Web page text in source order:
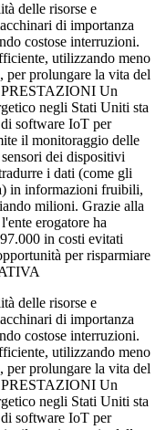
delle risorse e
di importanza
costose interruzioni.
utilizzando meno
per prolungare la vita del
PRESTAZIONI Un
negli Stati Uniti sta
software IoT per
il monitoraggio delle
dei dispositivi
i dati (come gli
in informazioni fruibili,
milioni. Grazie alla
erogatore ha
in costi evitati
per risparmiare
delle risorse e
di importanza
costose interruzioni.
utilizzando meno
per prolungare la vita del
PRESTAZIONI Un
negli Stati Uniti sta
software IoT per